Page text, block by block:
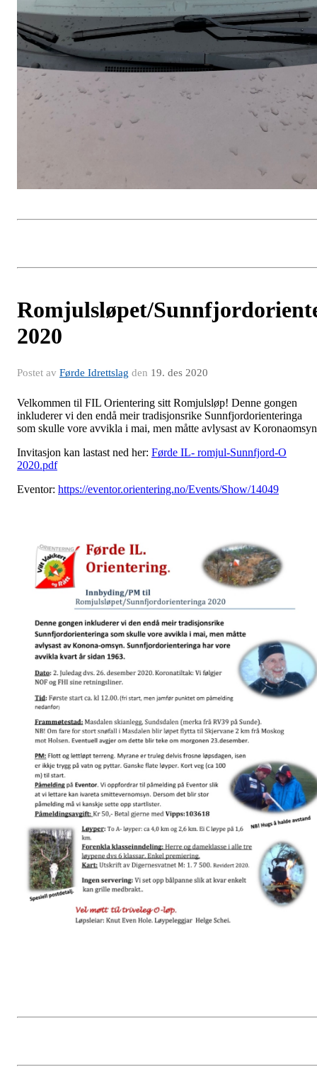
Romjulsløpet/
2020
Postet av Førde Idrettslag den 19. des 2020
Velkommen til FIL Orientering sitt Romjulsløp! Denne gongen
inkluderer vi den endå meir tradisjonsrike Sunnfjordorienteringa
som skulle vore avvikla i mai, men måtte avlysast av
Invitasjon kan lastast ned her: Førde IL- romjul-Sunnfjord-O
2020.pdf
Eventor: https://eventor.orientering.no/Events/Show/14049